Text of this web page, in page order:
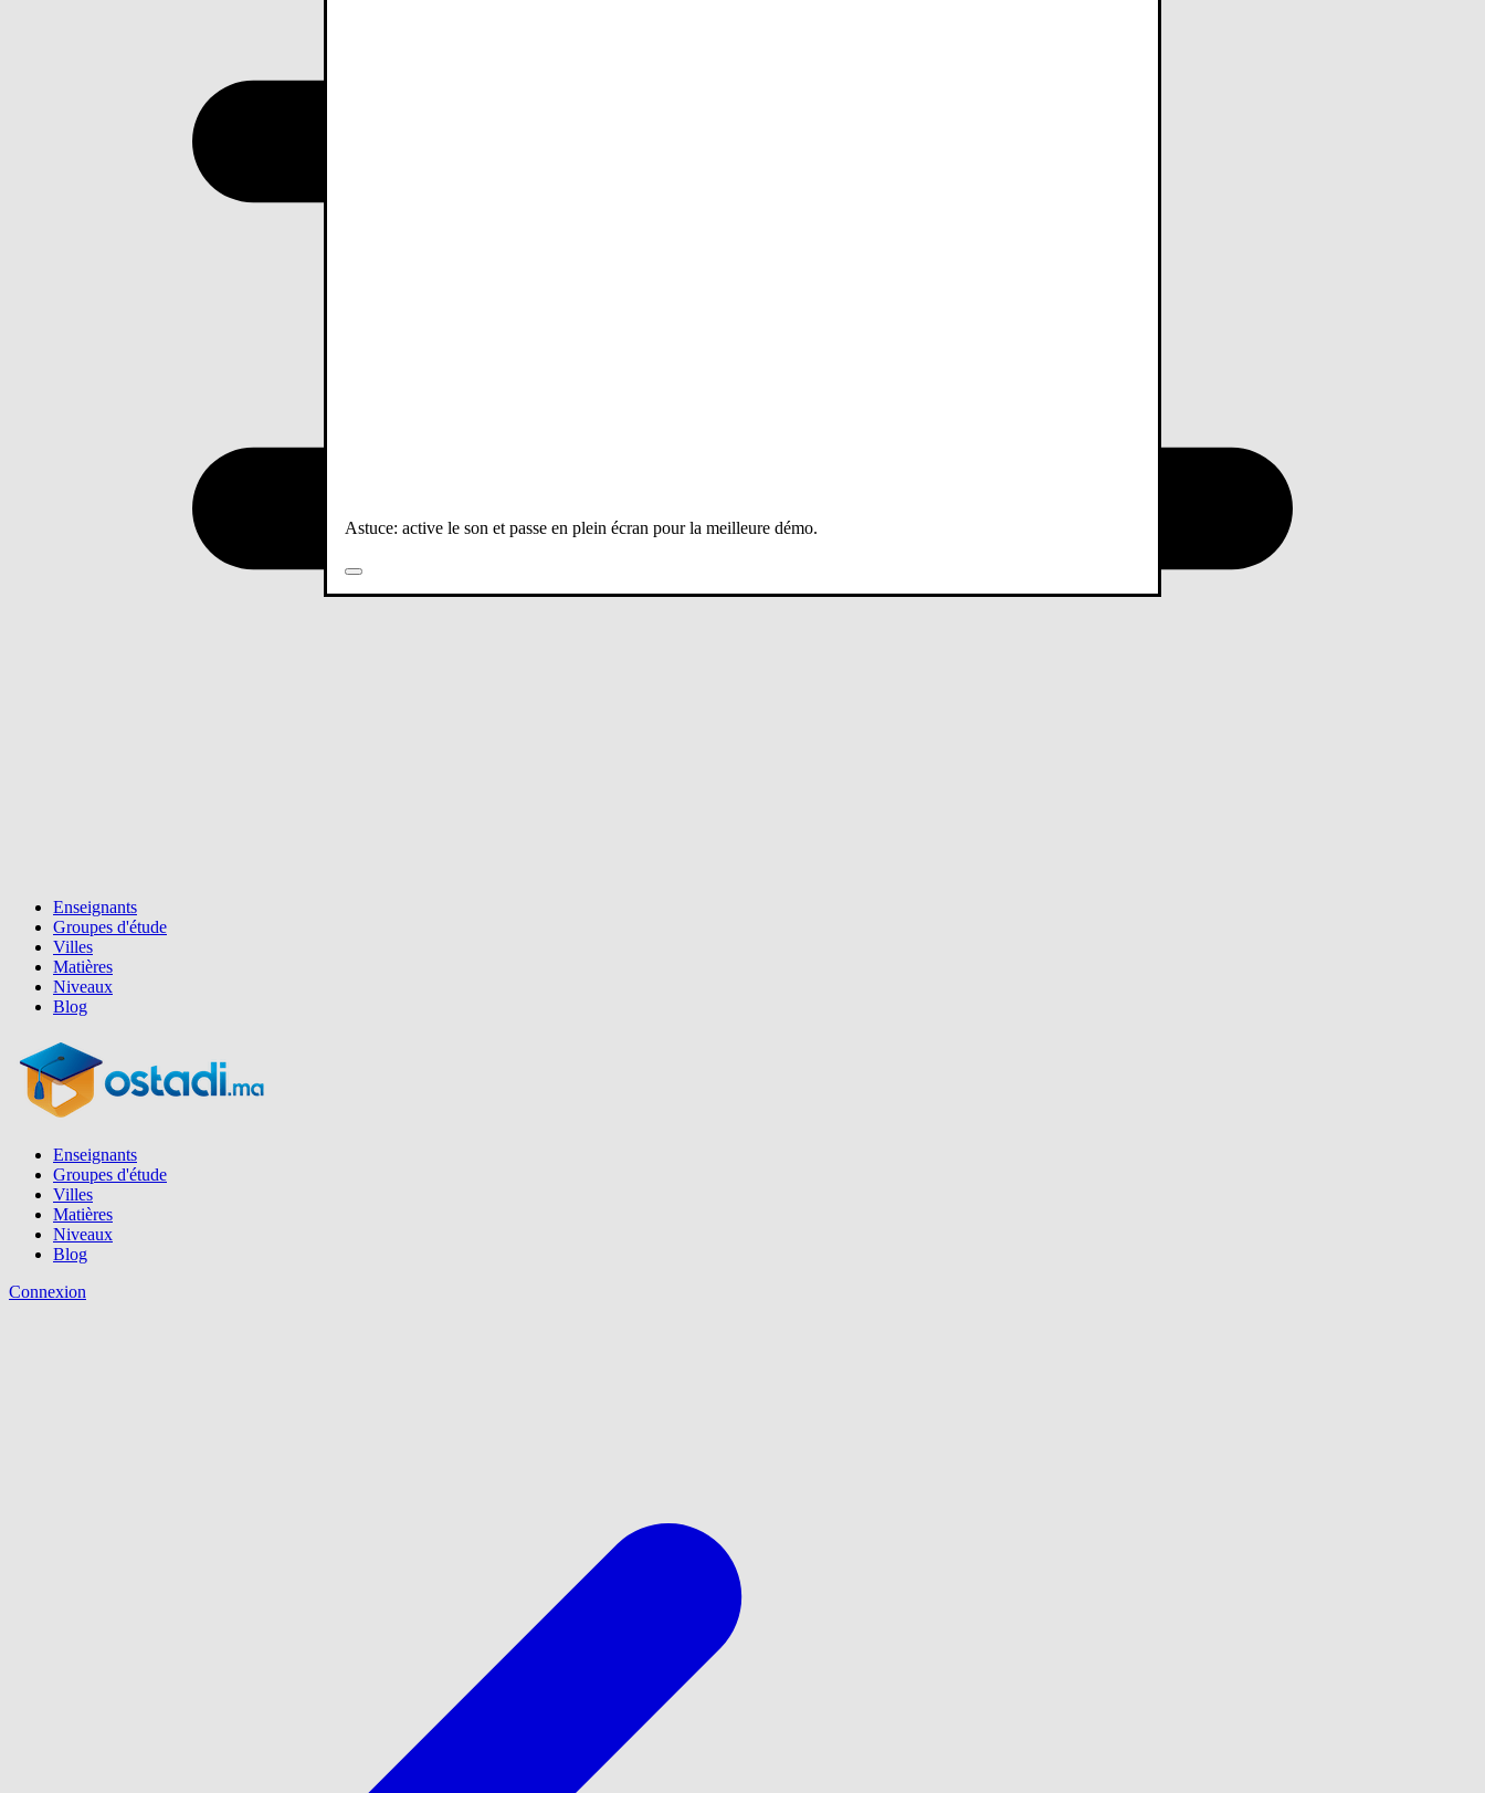
Enseignants
Groupes d'étude
Villes
Matières
Niveaux
Blog
Enseignants
Groupes d'étude
Villes
Matières
Niveaux
Blog
Connexion
Astuce: active le son et passe en plein écran pour la meilleure démo.